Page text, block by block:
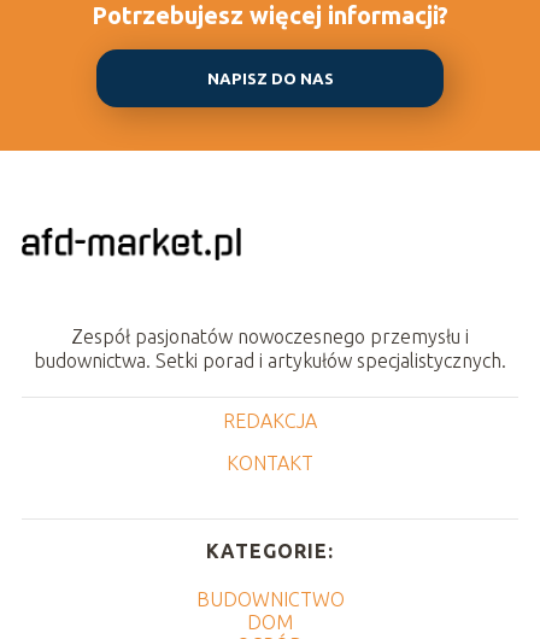
Potrzebujesz więcej informacji?
NAPISZ DO NAS
Zespół pasjonatów nowoczesnego przemysłu i
budownictwa. Setki porad i artykułów specjalistycznych.
REDAKCJA
KONTAKT
KATEGORIE:
BUDOWNICTWO
DOM